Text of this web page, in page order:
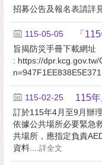
招募公告及報名表請詳
115-05-05 「
旨揭防災手冊下載網址
: https://
n=947F1EE838E5E371
115-02-25 115
訂於115年4月至9月辦
依據公共場所必要緊急
共場所，應指定負責
資料.... 詳全文